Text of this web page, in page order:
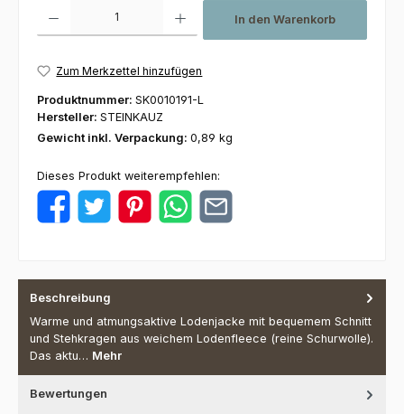
In den Warenkorb
Zum Merkzettel hinzufügen
Produktnummer: SK0010191-L
Hersteller: STEINKAUZ
Gewicht inkl. Verpackung: 0,89 kg
Dieses Produkt weiterempfehlen:
Beschreibung
Warme und atmungsaktive Lodenjacke mit bequemem Schnitt
und Stehkragen aus weichem Lodenfleece (reine Schurwolle).
Das aktu… Mehr
Bewertungen